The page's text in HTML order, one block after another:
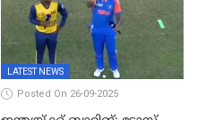
LATEST NEWS
Posted On 26-09-2025